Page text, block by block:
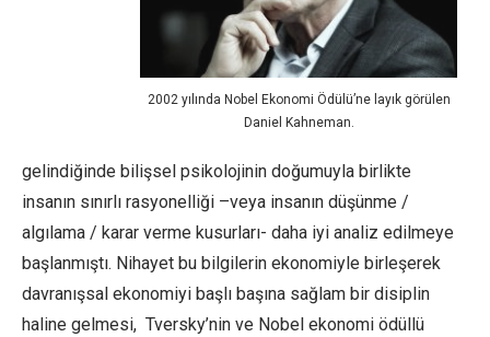
2002 yılında Nobel Ekonomi Ödülü’ne layık görülen
Daniel Kahneman.
gelindiğinde bilişsel psikolojinin doğumuyla birlikte
insanın sınırlı rasyonelliği –veya insanın düşünme /
algılama / karar verme kusurları- daha iyi analiz edilmeye
başlanmıştı. Nihayet bu bilgilerin ekonomiyle birleşerek
davranışsal ekonomiyi başlı başına sağlam bir disiplin
haline gelmesi, Tversky’nin ve Nobel ekonomi ödüllü